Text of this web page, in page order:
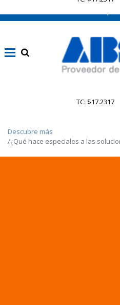
TC: $17.2317
Descubre más
¿Qué hace especiales a las